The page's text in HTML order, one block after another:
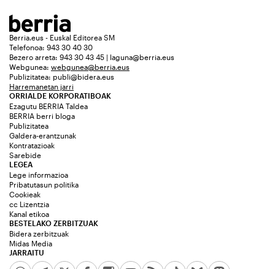
Berria.eus - Euskal Editorea SM
Telefonoa: 943 30 40 30
Bezero arreta: 943 30 43 45 | laguna@berria.eus
Webgunea: webgunea@berria.eus
Publizitatea: publi@bidera.eus
Harremanetan jarri
ORRIALDE KORPORATIBOAK
Ezagutu BERRIA Taldea
BERRIA berri bloga
Publizitatea
Galdera-erantzunak
Kontratazioak
Sarebide
JARRAITU
LEGEA
Lege informazioa
Pribatutasun politika
Cookieak
cc Lizentzia
Kanal etikoa
BESTELAKO ZERBITZUAK
Bidera zerbitzuak
Midas Media